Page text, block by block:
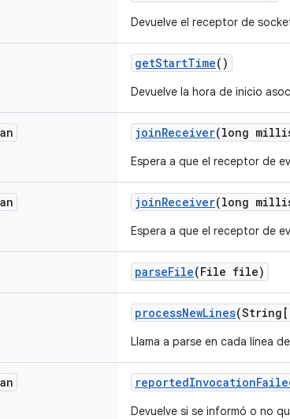
Devuelve el receptor de
getStartTime()
Devuelve la hora de inicio
joinReceiver(long
Espera a que el receptor de
joinReceiver(long
Espera a que el receptor de
parseFile(File file)
processNewLines
Llama a parse en cada línea
reportedInvocation
Devuelve si se informó o no